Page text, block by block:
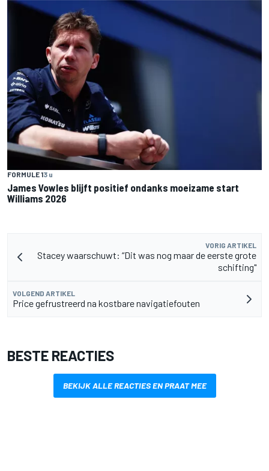
FORMULE 13 u
James Vowles blijft positief ondanks moeizame start
Williams 2026
VORIG ARTIKEL
Stacey waarschuwt: “Dit was nog maar de eerste grote
schifting"
VOLGEND ARTIKEL
Price gefrustreerd na kostbare navigatiefouten
BESTE REACTIES
BEKIJK ALLE REACTIES EN PRAAT MEE